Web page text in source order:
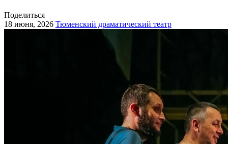
Поделиться
18 июня, 2026 Тюменский драматический театр